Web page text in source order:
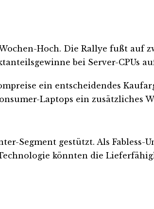
Hoch. Die Rallye fußt auf
bei Server-CPUs
ein entscheidendes
Laptops ein zusätzliches
Segment gestützt. Als Fabless-
könnten die